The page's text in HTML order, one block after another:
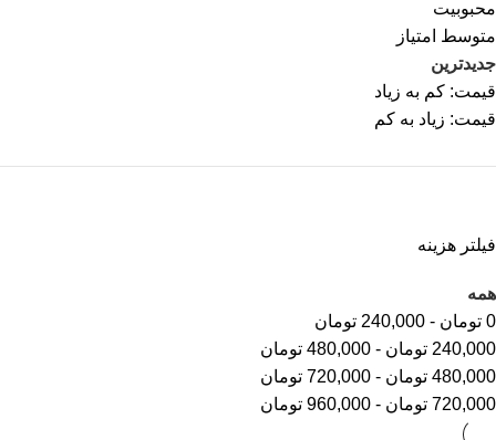
محبوبیت
متوسط امتیاز
جدیدترین
قیمت: کم به زیاد
قیمت: زیاد به کم
فیلتر هزینه
همه
0 تومان -
240,000 تومان
240,000 تومان -
480,000 تومان
480,000 تومان -
720,000 تومان
720,000 تومان -
960,000 تومان